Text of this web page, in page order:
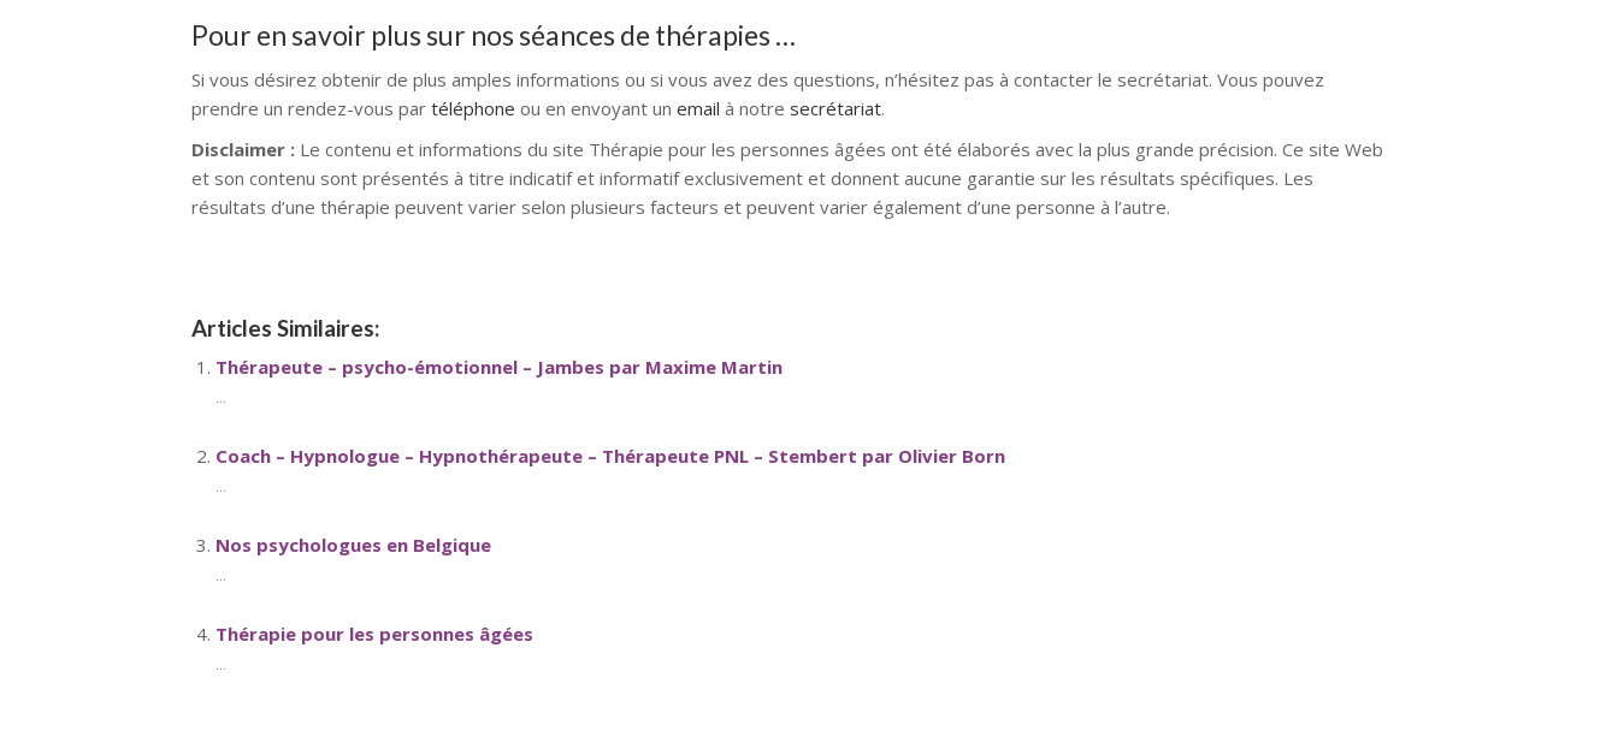
Pour en savoir plus sur nos séances de thérapies …
Si vous désirez obtenir de plus amples informations ou si vous avez des questions, n’hésitez pas à contacter le secrétariat. Vous pouvez
prendre un rendez-vous par téléphone ou en envoyant un email à notre secrétariat.
Disclaimer : Le contenu et informations du site Thérapie pour les personnes âgées ont été élaborés avec la plus grande précision. Ce site Web
et son contenu sont présentés à titre indicatif et informatif exclusivement et donnent aucune garantie sur les résultats spécifiques. Les
résultats d’une thérapie peuvent varier selon plusieurs facteurs et peuvent varier également d’une personne à l’autre.
Articles Similaires:
Thérapeute – psycho-émotionnel – Jambes par Maxime Martin
...
Coach – Hypnologue – Hypnothérapeute – Thérapeute PNL – Stembert par Olivier Born
...
Nos psychologues en Belgique
...
Thérapie pour les personnes âgées
...